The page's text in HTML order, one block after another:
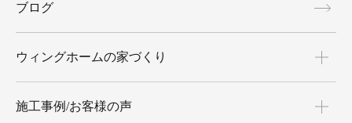
ブログ
ウィングホームの家づくり
施工事例/お客様の声